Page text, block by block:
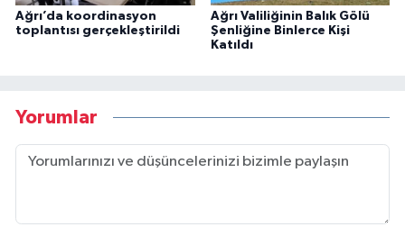
Ağrı’da koordinasyon
toplantısı gerçekleştirildi
Ağrı Valiliğinin Balık Gölü
Şenliğine Binlerce Kişi
Katıldı
Yorumlar